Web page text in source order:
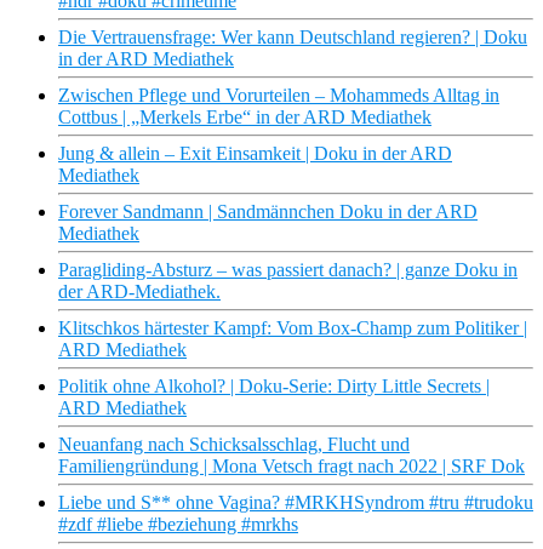
Die Vertrauensfrage: Wer kann Deutschland regieren? | Doku
in der ARD Mediathek
Zwischen Pflege und Vorurteilen – Mohammeds Alltag in
Cottbus | „Merkels Erbe“ in der ARD Mediathek
Jung & allein – Exit Einsamkeit | Doku in der ARD
Mediathek
Forever Sandmann | Sandmännchen Doku in der ARD
Mediathek
Paragliding-Absturz – was passiert danach? | ganze Doku in
der ARD-Mediathek.
Klitschkos härtester Kampf: Vom Box-Champ zum Politiker |
ARD Mediathek
Politik ohne Alkohol? | Doku-Serie: Dirty Little Secrets |
ARD Mediathek
Neuanfang nach Schicksalsschlag, Flucht und
Familiengründung | Mona Vetsch fragt nach 2022 | SRF Dok
Liebe und S** ohne Vagina? #MRKHSyndrom #tru #trudoku
#zdf #liebe #beziehung #mrkhs